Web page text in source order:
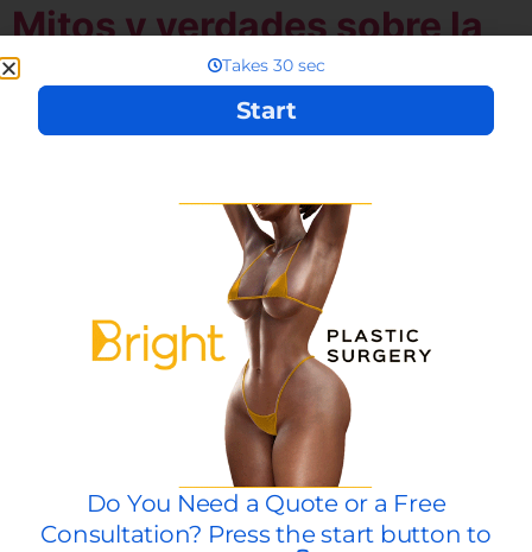
Mitos y verdades sobre la
cirugía plástica
La cirugía plástica se ha hecho cada vez más popular
en los últimos años, y personas de todas las edades y
procedencias buscan mejorar su aspecto y su
autoestima. Sin embargo, a pesar del uso generalizado
de la cirugía plástica, sigue habiendo muchas ideas